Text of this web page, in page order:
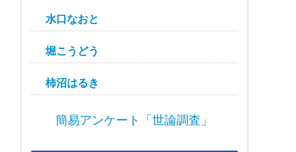
水口なおと
堀こうどう
柿沼はるき
簡易アンケート「世論調査」